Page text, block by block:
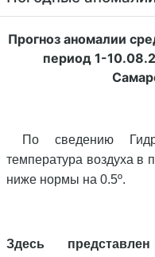
Прогноз аномалии
период 1-
По сведению
температура воздуха в
ниже нормы на 0.5º.
Здесь